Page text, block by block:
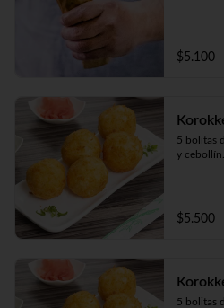
$5.100
5 bolitas
y cebollín.
$5.500
5 bolitas